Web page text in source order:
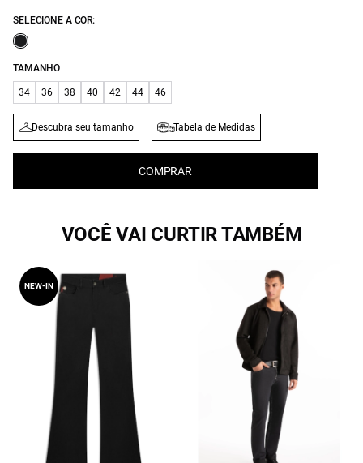
SELECIONE A COR:
TAMANHO
34 36 38 40 42 44 46
Descubra seu tamanho Tabela de Medidas
COMPRAR
VOCÊ VAI CURTIR TAMBÉM
NEW-IN